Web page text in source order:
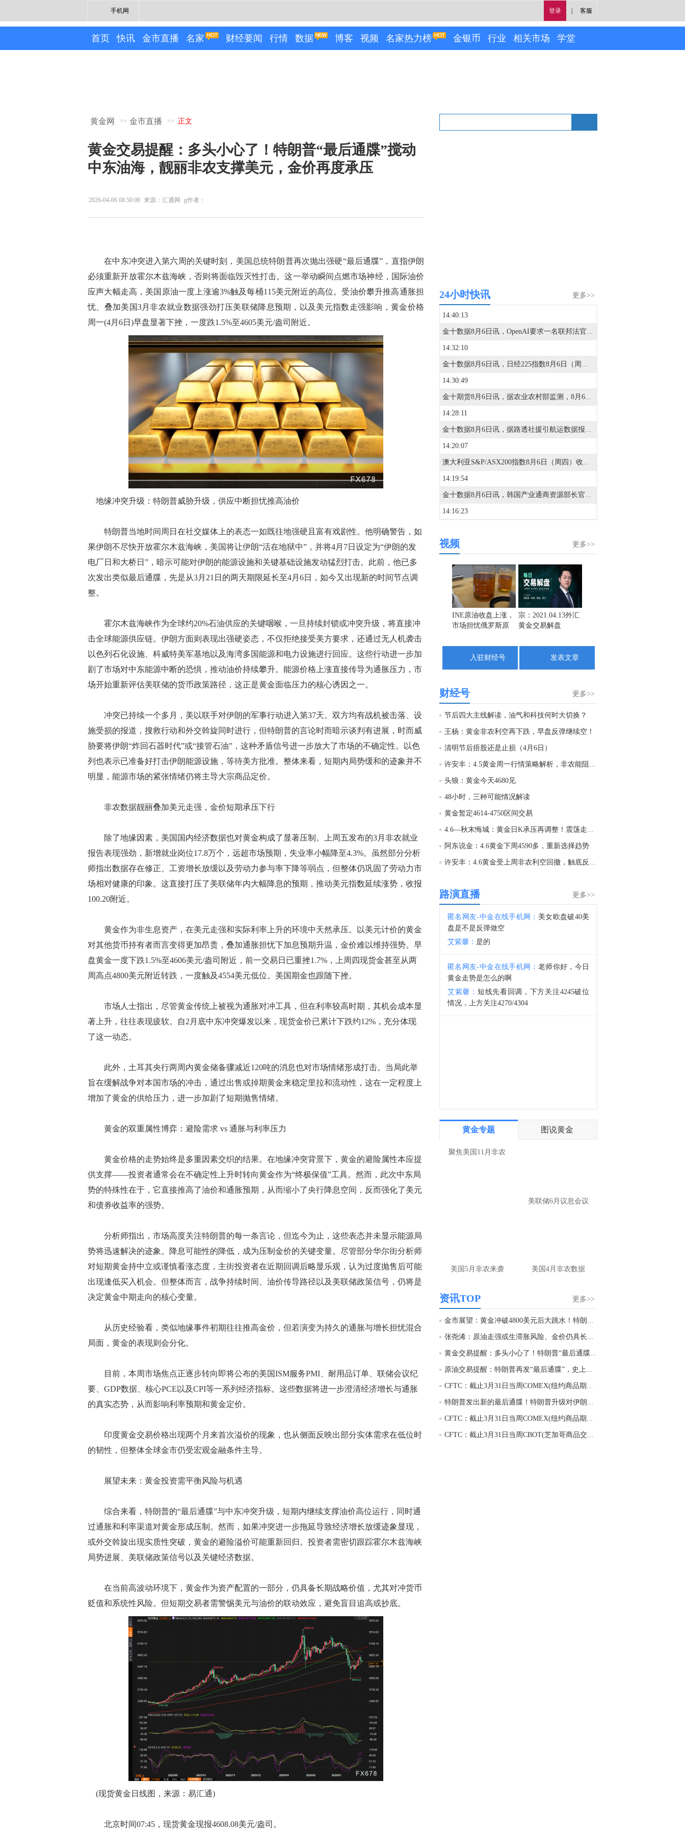
登录 客服
手机网
首页 快讯 金市直播 名家 财经要闻 行情 数据 博客 视频 名家热力榜 金银币 行业 相关市场 学堂
黄金网 >> 金市直播 >> 正文
黄金交易提醒：多头小心了！特朗普“最后通牒”搅动
中东油海，靓丽非农支撑美元，金价再度承压
2026-04-06 08:50:08 来源：汇通网 g作者：
在中东冲突进入第六周的关键时刻，美国总统特朗普再次抛出强硬“最后通牒”，直指伊朗
必须重新开放霍尔木兹海峡，否则将面临毁灭性打击。这一举动瞬间点燃市场神经，国际油价
应声大幅走高，美国原油一度上涨逾3%触及每桶115美元附近的高位。受油价攀升推高通胀担
忧、叠加美国3月非农就业数据强劲打压美联储降息预期，以及美元指数走强影响，黄金价格
周一(4月6日)早盘显著下挫，一度跌1.5%至4605美元/盎司附近。
地缘冲突升级：特朗普威胁升级，供应中断担忧推高油价
特朗普当地时间周日在社交媒体上的表态一如既往地强硬且富有戏剧性。他明确警告，如
果伊朗不尽快开放霍尔木兹海峡，美国将让伊朗“活在地狱中”，并将4月7日设定为“伊朗的发
电厂日和大桥日”，暗示可能对伊朗的能源设施和关键基础设施发动猛烈打击。此前，他已多
次发出类似最后通牒，先是从3月21日的两天期限延长至4月6日，如今又出现新的时间节点调
整。
霍尔木兹海峡作为全球约20%石油供应的关键咽喉，一旦持续封锁或冲突升级，将直接冲
击全球能源供应链。伊朗方面则表现出强硬姿态，不仅拒绝接受美方要求，还通过无人机袭击
以色列石化设施、科威特美军基地以及海湾多国能源和电力设施进行回应。这些行动进一步加
剧了市场对中东能源中断的恐惧，推动油价持续攀升。能源价格上涨直接传导为通胀压力，市
场开始重新评估美联储的货币政策路径，这正是黄金面临压力的核心诱因之一。
冲突已持续一个多月，美以联手对伊朗的军事行动进入第37天。双方均有战机被击落、设
施受损的报道，搜救行动和外交斡旋同时进行，但特朗普的言论时而暗示谈判有进展，时而威
胁要将伊朗“炸回石器时代”或“接管石油”，这种矛盾信号进一步放大了市场的不确定性。以色
列也表示已准备好打击伊朗能源设施，等待美方批准。整体来看，短期内局势缓和的迹象并不
明显，能源市场的紧张情绪仍将主导大宗商品定价。
非农数据靓丽叠加美元走强，金价短期承压下行
除了地缘因素，美国国内经济数据也对黄金构成了显著压制。上周五发布的3月非农就业
报告表现强劲，新增就业岗位17.8万个，远超市场预期，失业率小幅降至4.3%。虽然部分分析
师指出数据存在修正、工资增长放缓以及劳动力参与率下降等弱点，但整体仍巩固了劳动力市
场相对健康的印象。这直接打压了美联储年内大幅降息的预期，推动美元指数延续涨势，收报
100.20附近。
黄金作为非生息资产，在美元走强和实际利率上升的环境中天然承压。以美元计价的黄金
对其他货币持有者而言变得更加昂贵，叠加通胀担忧下加息预期升温，金价难以维持强势。早
盘黄金一度下跌1.5%至4606美元/盎司附近，前一交易日已重挫1.7%，上周四现货金甚至从两
周高点4800美元附近转跌，一度触及4554美元低位。美国期金也跟随下挫。
市场人士指出，尽管黄金传统上被视为通胀对冲工具，但在利率较高时期，其机会成本显
著上升，往往表现疲软。自2月底中东冲突爆发以来，现货金价已累计下跌约12%，充分体现
了这一动态。
此外，土耳其央行两周内黄金储备骤减近120吨的消息也对市场情绪形成打击。当局此举
旨在缓解战争对本国市场的冲击，通过出售或掉期黄金来稳定里拉和流动性，这在一定程度上
增加了黄金的供给压力，进一步加剧了短期抛售情绪。
黄金的双重属性博弈：避险需求 vs 通胀与利率压力
黄金价格的走势始终是多重因素交织的结果。在地缘冲突背景下，黄金的避险属性本应提
供支撑——投资者通常会在不确定性上升时转向黄金作为“终极保值”工具。然而，此次中东局
势的特殊性在于，它直接推高了油价和通胀预期，从而缩小了央行降息空间，反而强化了美元
和债券收益率的强势。
分析师指出，市场高度关注特朗普的每一条言论，但迄今为止，这些表态并未显示能源局
势将迅速解决的迹象。降息可能性的降低，成为压制金价的关键变量。尽管部分华尔街分析师
对短期黄金持中立或谨慎看涨态度，主街投资者在近期回调后略显乐观，认为过度抛售后可能
出现逢低买入机会。但整体而言，战争持续时间、油价传导路径以及美联储政策信号，仍将是
决定黄金中期走向的核心变量。
从历史经验看，类似地缘事件初期往往推高金价，但若演变为持久的通胀与增长担忧混合
局面，黄金的表现则会分化。
目前，本周市场焦点正逐步转向即将公布的美国ISM服务PMI、耐用品订单、联储会议纪
要、GDP数据、核心PCE以及CPI等一系列经济指标。这些数据将进一步澄清经济增长与通胀
的真实态势，从而影响利率预期和黄金定价。
印度黄金交易价格出现两个月来首次溢价的现象，也从侧面反映出部分实体需求在低位时
的韧性，但整体全球金市仍受宏观金融条件主导。
展望未来：黄金投资需平衡风险与机遇
综合来看，特朗普的“最后通牒”与中东冲突升级，短期内继续支撑油价高位运行，同时通
过通胀和利率渠道对黄金形成压制。然而，如果冲突进一步拖延导致经济增长放缓迹象显现，
或外交斡旋出现实质性突破，黄金的避险溢价可能重新回归。投资者需密切跟踪霍尔木兹海峡
局势进展、美联储政策信号以及关键经济数据。
在当前高波动环境下，黄金作为资产配置的一部分，仍具备长期战略价值，尤其对冲货币
贬值和系统性风险。但短期交易者需警惕美元与油价的联动效应，避免盲目追高或抄底。
(现货黄金日线图，来源：易汇通)
北京时间07:45，现货黄金现报4608.08美元/盎司。
更多>>
24小时快讯
14:40:13
金十数据8月6日讯，OpenAI要求一名联邦法官驳回苹果(AAPL.O)公司提起的商业秘密盗窃诉讼，并表示这家iPhone制造商提出的指控缺乏依据。OpenAI的律师表示，苹果的诉讼错误描述了该公司员工的行为。他们称，OpenAI负责硬件业务的高级主管在面试苹果员工时，遵循的是整个行业普遍采用的招聘标准；而一名被苹果指控窃取机密的员工，实际上是在帮助自己此前在苹果的同事。
14:32:10
金十数据8月6日讯，日经225指数8月6日（周四）收盘下跌617.18点，跌幅0.93%，报65683.26点；铠侠跌超9%。韩国KOSPI指数8月6日（周四）收盘下跌302.82点，跌幅4.59%，报6295.44点；韩国创业板指（KOSDAQ）微涨0.26%；SK海力士跌10.3%、三星电子跌6.3%。
14:30:49
金十期货8月6日讯，据农业农村部监测，8月6日“农产品批发价格200指数”为113.66，比昨天上升0.17个点，“菜篮子”产品批发价格指数为113.83，比昨天上升0.20个点。截至今日14:00时，全国农产品批发市场猪肉平均价格为15.80元/公斤，比昨天上升0.4%；牛肉67.25元/公斤，比昨天下降0.2%；羊肉64.59元/公斤，比昨天上升0.3%；鸡蛋9.84元/公斤，比昨天下降0.2%；白条鸡17.23元/公斤，比昨天下降0.6%。
14:28:11
金十数据8月6日讯，据路透社援引航运数据报道，周三曼德海峡和霍尔木兹海峡的交通量较前一日大幅下降。海事数据追踪机构Kpler的数据显示，周三仅有两艘船通过霍尔木兹海峡，低于前一天的8艘。在伊朗战争于2月开始之前，每天约有130至140艘船只通过该水道。在曼德海峡方面，Kpler数据显示，周三仅有一艘货运船通过该海峡，该船为悬挂巴哈马旗的干散货船，远低于前一天的20艘。此前，与伊朗关系密切的胡塞武装于7月20日在红海对沙特实施海上封锁，以回应“沙特对也门实施的围困”。沙特方面否认了这一说法。在宣布封锁前的一周，平均每天约有41艘船只通过这一关键航运瓶颈。
14:20:07
澳大利亚S&P/ASX200指数8月6日（周四）收盘上涨43.30点，涨幅0.47%，报9271.10点。
14:19:54
金十数据8月6日讯，韩国产业通商资源部长官金正宽表示，除非韩国帮助芯片制造商加快投资，否则将面临失去半导体行业优势的风险，因全球竞争加剧。金正宽表示，预计到本十年末，全球存储芯片市场规模将增长至约1万亿美元，速度将成为决定性的竞争优势。他还补充说，由于半导体客户一旦采用某种产品，很少会更换供应商，因此在需求快速增长的当下，韩国不能承受失去市场份额的后果。金正宽指出，韩国目前约占全球存储芯片市场65%的份额。他还警告说，不应推动更广泛地重新分配行业利润。金正宽表示，政策制定者与其讨论如何分配芯片行业的意外之财，不如着重帮助企业将资金再投资。
14:16:23
14:14:50
14:10:37
14:10:28
法院文件显示，OpenAI向美国法官申请驳回苹果公司指控其侵犯商业秘密的诉讼。
13:42:59
能源：1. 印度炼厂据悉买入中东及西非原油。2. 消息人士称，印度正在考虑对天然气消费者征收税费，以资助420亿美元的战略燃料储备扩张计划。拟议液化石油气和液化天然气费用每年可为储备建设筹集15亿美元。3. 消息人士称，由于安全担忧和无人机袭击后油轮短缺，里海管道联盟（CPC）装载作业在短暂恢复后再次暂停。4. 美国能源信息署（EIA）数据显示，美国周度柴油出口激增至创纪录高位；美国当周EIA战略石油储备库存为1983年2月18日当周以来最低。5. 特朗普：或许不得不再让油价上涨。6. 受油价上涨提振，西方石油公司季度利润飙升至2022年以来最高水平。7. 澳大利亚官员称，新建的数据中心必须主要使用可再生能源。8. 澳大利亚政府表示，将加快向可再生能源转型，把企业安装屋顶太阳能电池板的成本降低约五分之一。9. 航运数据显示，海湾国家的原油和凝析油出口在7月份基本保持稳定，但仍比战前水平低约40%。农业/矿业：1. 加纳央行黄金采购计划2025年亏损19亿美元。2. 中国黄金协会：2026年上半年，国内黄金ETF增仓量同比下降66.17%。3. 中国黄金协会：2026年上半年我国黄金产量同比下降14.62%，消费量增长1.23%。4. 联合国粮农组织：全球或面临新一轮食品价格上涨。5. Weda Bay Nickel获批新增2500万吨镍矿RKAB配额。伊朗局势：1. 美国副总统万斯称与伊朗谈判将需要一些时间。2. 伊朗称与阿曼就霍尔木兹海峡航运路线达成一致，协议进入最后阶段。3. 据伊朗媒体Fars News，由于债务不断攀升，伊朗国家石油公司（NIOC）的银行账户已被一家国有银行冻结，这凸显了该国最重要的收入来源所面临的巨大压力。
更多>>
视频
INE原油收盘上涨，
市场担忧俄罗斯原
宗：2021.04.13外汇
黄金交易解盘
入驻财经号 发表文章
更多>>
财经号
节后四大主线解读，油气和科技何时大切换？
王杨：黄金非农利空再下跌，早盘反弹继续空！
清明节后捂股还是止损（4月6日）
许安丰：4.5黄金周一行情策略解析，非农能阻止多头反弹？
头狼：黄金今天4680见
48小时，三种可能情况解读
黄金暂定4614-4750区间交易
4.6—秋末悔城：黄金日K承压再调整！震荡走势再揭本周！
阿东说金：4.6黄金下周4590多，重新选择趋势
许安丰：4.6黄金受上周非农利空回撤，触底反弹已成常态
更多>>
路演直播
匿名网友-中金在线手机网： 美女欧盘破40美
盘是不是反弹做空
艾紫馨： 是的
匿名网友-中金在线手机网： 老师你好，今日
黄金走势是怎么的啊
艾紫馨： 短线先看回调，下方关注4245破位
情况，上方关注4270/4304
黄金专题 图说黄金
聚焦美国11月非农
美联储6月议息会议
美国5月非农来袭 美国4月非农数据
更多>>
资讯TOP
金市展望：黄金冲破4800美元后大跳水！特朗普一...
张尧浠：原油走强或生滞胀风险、金价仍具长期看...
黄金交易提醒：多头小心了！特朗普“最后通牒”...
原油交易提醒：特朗普再发“最后通牒”，史上最...
CFTC：截止3月31日当周COMEX(纽约商品期货交易...
特朗普发出新的最后通牒！特朗普升级对伊朗威胁...
CFTC：截止3月31日当周COMEX(纽约商品期货交易...
CFTC：截止3月31日当周CBOT(芝加哥商品交易所)...